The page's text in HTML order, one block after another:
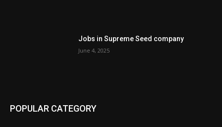
Jobs in Supreme Seed company
June 4, 2025
POPULAR CATEGORY